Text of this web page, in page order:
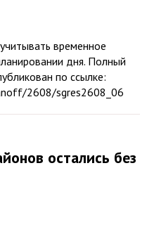
временное
дня. Полный
по ссылке:
2608/sgres2608_06
остались без